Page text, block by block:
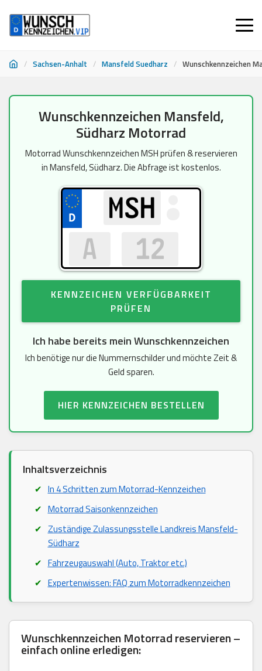
/ Sachsen-Anhalt / Mansfeld Suedharz / Wunschkennzeichen
Wunschkennzeichen Mansfeld,
Südharz Motorrad
Motorrad Wunschkennzeichen MSH prüfen & reservieren
in Mansfeld, Südharz. Die Abfrage ist kostenlos.
KENNZEICHEN VERFÜGBARKEIT
PRÜFEN
Ich habe bereits mein Wunschkennzeichen
Ich benötige nur die Nummernschilder und möchte Zeit &
Geld sparen.
HIER KENNZEICHEN BESTELLEN
Inhaltsverzeichnis
In 4 Schritten zum Motorrad-Kennzeichen
Motorrad Saisonkennzeichen
Zuständige Zulassungsstelle Landkreis Mansfeld-
Südharz
Fahrzeugauswahl (Auto, Traktor etc.)
Expertenwissen: FAQ zum Motorradkennzeichen
Wunschkennzeichen Motorrad reservieren –
einfach online erledigen: